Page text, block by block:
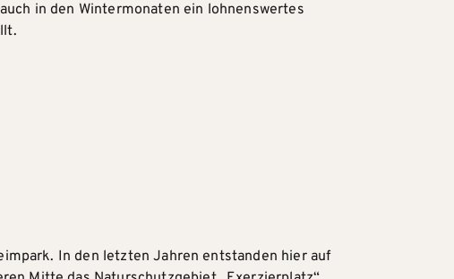
in den Wintermonaten ein lohnenswertes
In den letzten Jahren entstanden hier auf